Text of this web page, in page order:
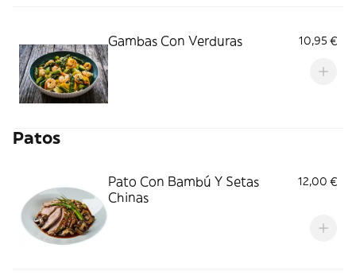
Gambas Con Verduras 10,95 €
Patos
Pato Con Bambú Y Setas
Chinas
12,00 €